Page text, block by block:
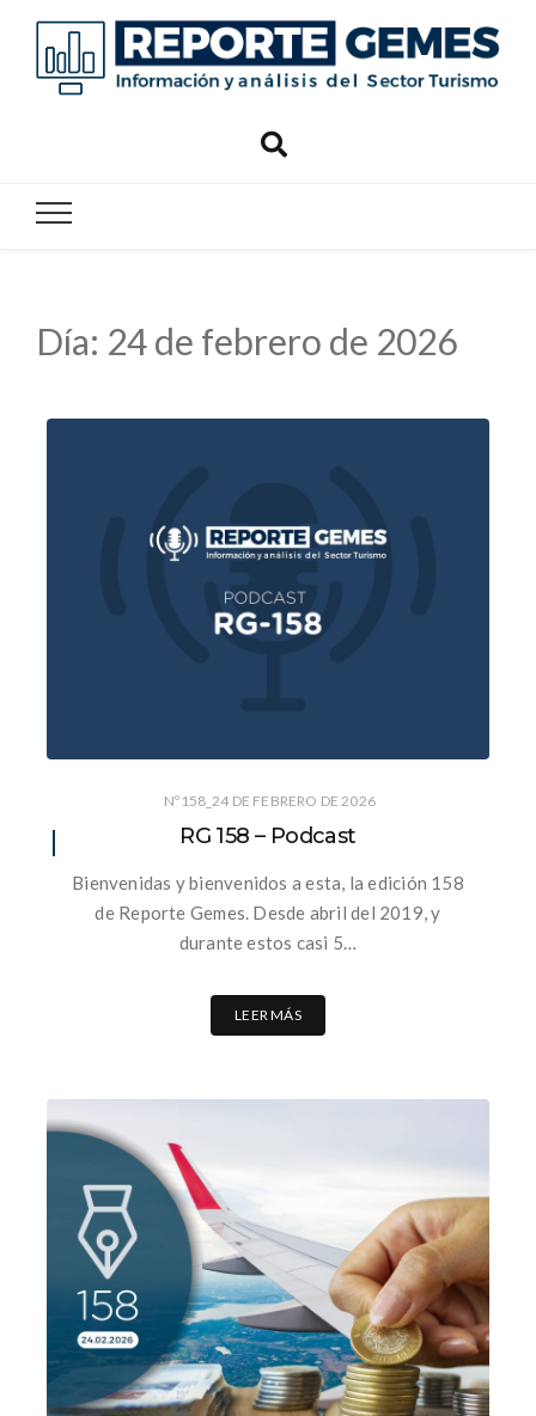
Día: 24 de febrero de 2026
Nº158_24 DE FEBRERO DE 2026
RG 158 – Podcast
Bienvenidas y bienvenidos a esta, la edición 158
de Reporte Gemes. Desde abril del 2019, y
durante estos casi 5…
LEER MÁS